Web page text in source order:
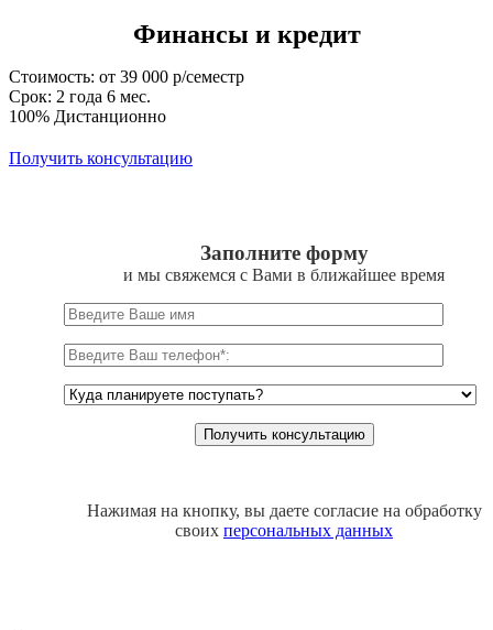
Финансы и кредит
Стоимость: от 39 000 р/семестр
Срок: 2 года 6 мес.
100% Дистанционно
Получить консультацию
Заполните форму
и мы свяжемся с Вами в ближайшее время
Нажимая на кнопку, вы даете согласие на обработку
своих персональных данных